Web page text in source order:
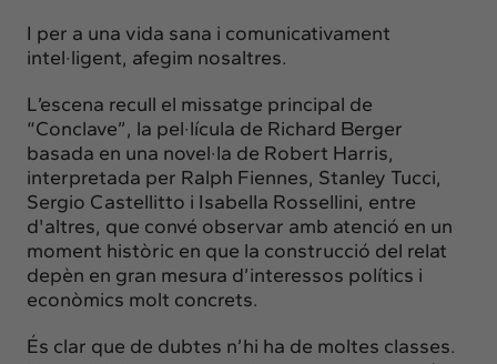
I per a una vida sana i comunicativament
intel·ligent, afegim nosaltres.
L’escena recull el missatge principal de
“Conclave”, la pel·lícula de Richard Berger
basada en una novel·la de Robert Harris,
interpretada per Ralph Fiennes, Stanley Tucci,
Sergio Castellitto i Isabella Rossellini, entre
d'altres, que convé observar amb atenció en un
moment històric en que la construcció del relat
depèn en gran mesura d’interessos polítics i
econòmics molt concrets.
És clar que de dubtes n’hi ha de moltes classes.